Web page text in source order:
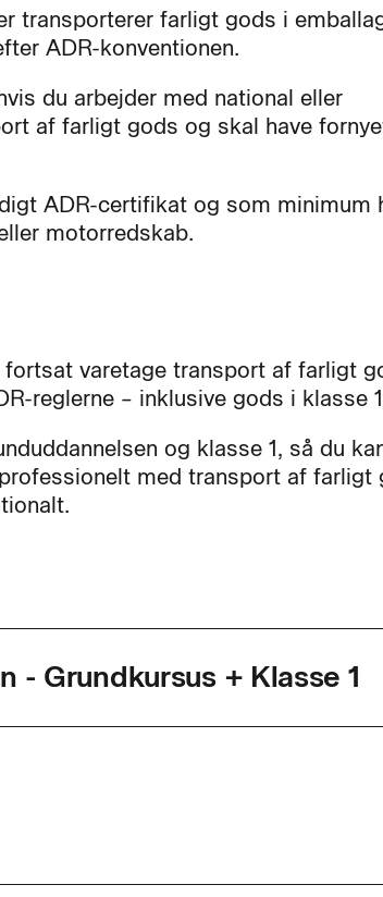
transporterer farligt gods i
ADR-konventionen.
du arbejder med national eller
af farligt gods og skal have
ADR-certifikat og som minimum
motorredskab.
varetage transport af farligt
reglerne – inklusive gods i klasse
og klasse 1, så du
med transport af farligt
- Grundkursus + Klasse 1
8,5